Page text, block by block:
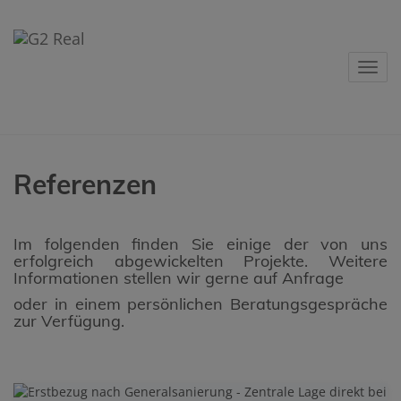
Referenzen
Im folgenden finden Sie einige der von uns
erfolgreich abgewickelten Projekte. Weitere
Informationen stellen wir gerne auf Anfrage
oder in einem persönlichen Beratungsgespräche
zur Verfügung.